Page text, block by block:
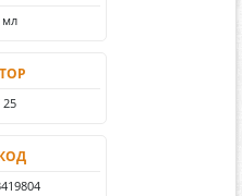
мл
25